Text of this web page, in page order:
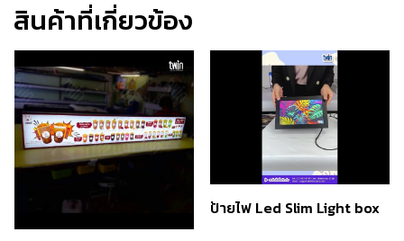
สินค้าที่เกี่ยวข้อง
ป้ายไฟ Led Slim Light box